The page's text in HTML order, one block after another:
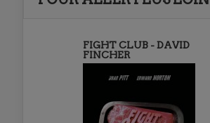
FIGHT CLUB - DAVID
FINCHER